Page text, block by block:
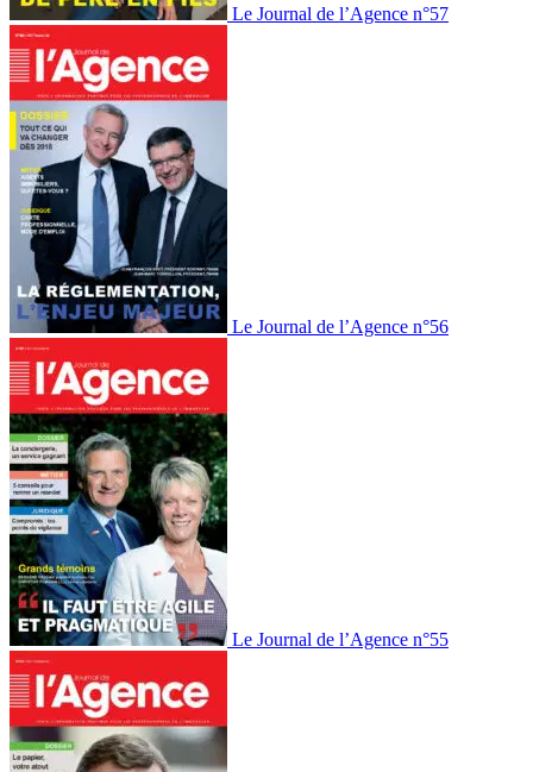
Le Journal de l’Agence n°57
Le Journal de l’Agence n°56
Le Journal de l’Agence n°55